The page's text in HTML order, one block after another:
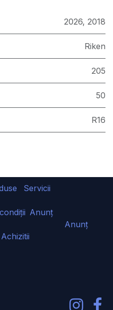
2026, 2018
Riken
205
50
R16
Servicii
Anunț
Anunț
Achizitii